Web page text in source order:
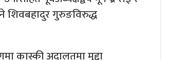
शिवबहादुर गुरुङविरुद्ध
कास्की अदालतमा मुद्दा